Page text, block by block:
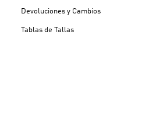
Devoluciones y Cambios
Tablas de Tallas